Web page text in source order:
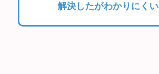
解決したがわかりにくい